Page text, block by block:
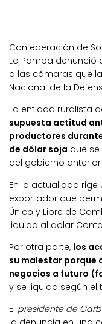
Confederación de
La Pampa
a las cámaras que
Nacional de la
La entidad ruralista
supuesta actitud
productores
de dólar soja que
del gobierno
En la actualidad
exportador que
Único y Libre de
liquida al dolar
Por otra parte, los
su malestar porque
negocios a futuro
y se liquida según
El presidente de